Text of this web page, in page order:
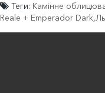
Теги: Камінне
Reale + Emperador Dark,